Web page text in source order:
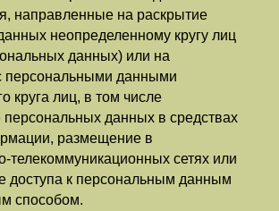
направленные на раскрытие
неопределенному кругу лиц
данных) или на
персональными данными
круга лиц, в том числе
данных в средствах
размещение в
телекоммуникационных сетях или
доступа к персональным данным
способом.